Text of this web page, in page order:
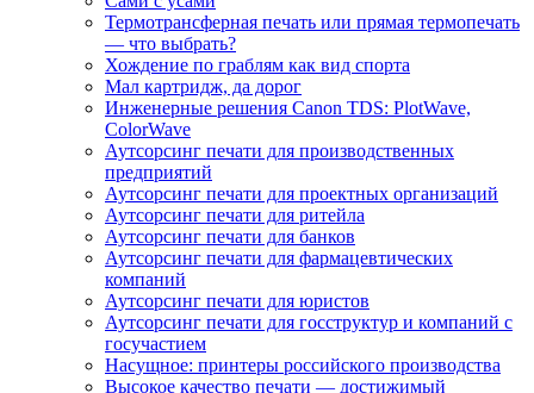
Термотрансферная печать или прямая термопечать
— что выбрать?
Хождение по граблям как вид спорта
Мал картридж, да дорог
Инженерные решения Canon TDS: PlotWave,
ColorWave
Аутсорсинг печати для производственных
предприятий
Аутсорсинг печати для проектных организаций
Аутсорсинг печати для ритейла
Аутсорсинг печати для банков
Аутсорсинг печати для фармацевтических
компаний
Аутсорсинг печати для юристов
Аутсорсинг печати для госструктур и компаний с
госучастием
Насущное: принтеры российского производства
Высокое качество печати — достижимый